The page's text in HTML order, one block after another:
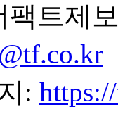
팩트제
: